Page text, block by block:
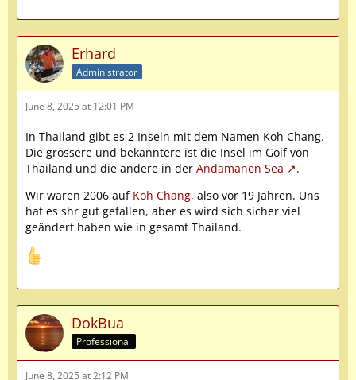
Erhard
Administrator
June 8, 2025 at 12:01 PM
In Thailand gibt es 2 Inseln mit dem Namen Koh Chang.
Die grössere und bekanntere ist die Insel im Golf von
Thailand und die andere in der Andamanen Sea
.
Wir waren 2006 auf Koh Chang, also vor 19 Jahren. Uns
hat es shr gut gefallen, aber es wird sich sicher viel
geändert haben wie in gesamt Thailand.
DokBua
Professional
June 8, 2025 at 2:12 PM